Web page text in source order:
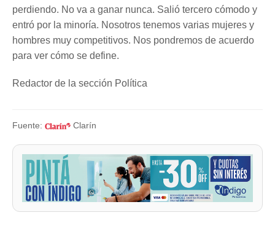
perdiendo. No va a ganar nunca. Salió tercero cómodo y
entró por la minoría. Nosotros tenemos varias mujeres y
hombres muy competitivos. Nos pondremos de acuerdo
para ver cómo se define.
Redactor de la sección Política
Fuente: Clarín